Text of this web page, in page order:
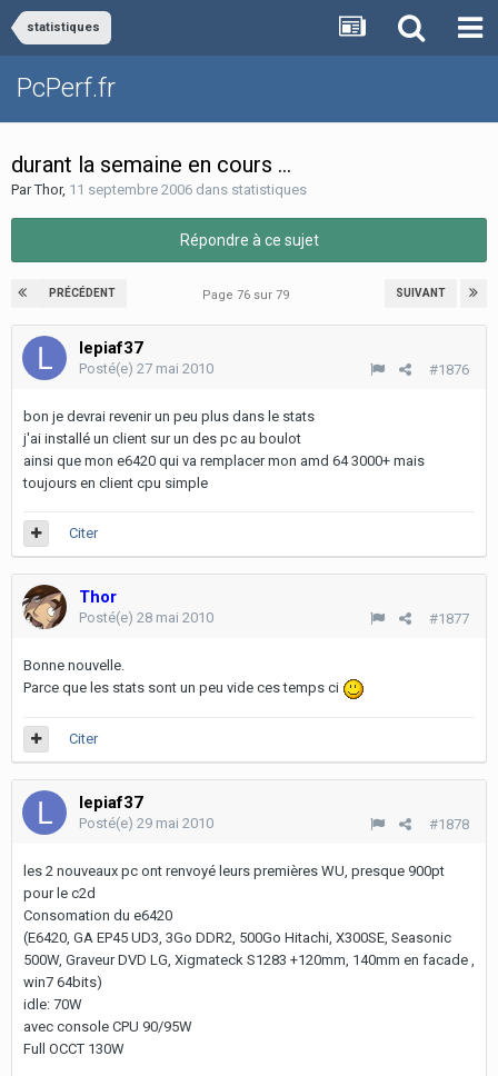
statistiques
PcPerf.fr
durant la semaine en cours ...
ParThor, 11 septembre 2006 dans statistiques
Répondre à ce sujet
PRÉCÉDENT SUIVANT
Page 76 sur 79
lepiaf37
#1876
Posté(e) 27 mai 2010
bon je devrai revenir un peu plus dans le stats
j'ai installé un client sur un des pc au boulot
ainsi que mon e6420 qui va remplacer mon amd 64 3000+ mais
toujours en client cpu simple
Citer
Thor
#1877
Posté(e) 28 mai 2010
Bonne nouvelle.
Parce que les stats sont un peu vide ces temps ci
Citer
lepiaf37
#1878
Posté(e) 29 mai 2010
les 2 nouveaux pc ont renvoyé leurs premières WU, presque 900pt
pour le c2d
Consomation du e6420
(E6420, GA EP45 UD3, 3Go DDR2, 500Go Hitachi, X300SE, Seasonic
500W, Graveur DVD LG, Xigmateck S1283 +120mm, 140mm en facade ,
win7 64bits)
idle: 70W
avec console CPU 90/95W
Full OCCT 130W